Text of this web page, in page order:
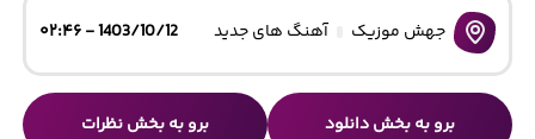
جهش موزیک آهنگ های جدید 1403/10/12 - ۰۲:۴۶
برو به بخش دانلود برو به بخش نظرات